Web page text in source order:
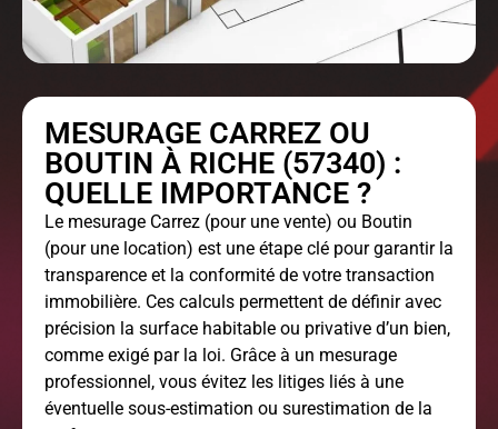
MESURAGE CARREZ OU
BOUTIN À RICHE (57340) :
QUELLE IMPORTANCE ?
Le mesurage Carrez (pour une vente) ou Boutin
(pour une location) est une étape clé pour garantir la
transparence et la conformité de votre transaction
immobilière. Ces calculs permettent de définir avec
précision la surface habitable ou privative d’un bien,
comme exigé par la loi. Grâce à un mesurage
professionnel, vous évitez les litiges liés à une
éventuelle sous-estimation ou surestimation de la